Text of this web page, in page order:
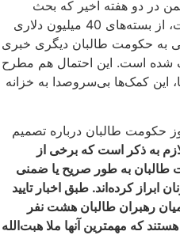
در دو هفته اخیر که بحث
محدویت بر زنان شدت گرفته است، از بسته‌های 40 میلیون دلاری
به حکومت طالبان دیگری خبری
شده است. این احتمال هم مطرح
این کمک‌ها بی‌سروصدا به خزانه
حکومت طالبان درباره تصمیم
به ذکر است که برخی از
طالبان به طور صریح یا ضمنی
ابراز کرده‌اند. طبق اخبار تایید
رهبران طالبان هشت نفر
که مهمترین آنها ملا هبت‌الله